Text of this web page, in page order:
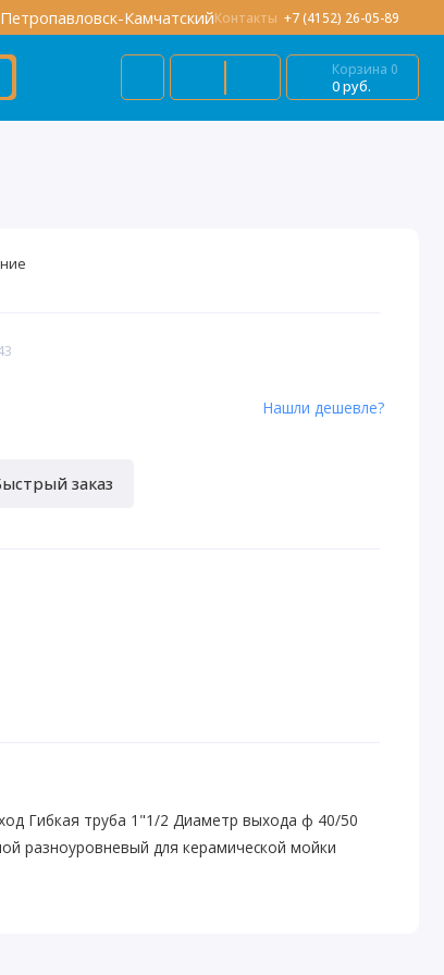
Петропавловск-КамчатскийКонтакты +7 (4152) 26-05-89
Корзина 0
0 руб.
заказ
Нашли дешевле?
Гибкая труба 1"1/2 Диаметр выхода ф 40/50
разноуровневый для керамической мойки